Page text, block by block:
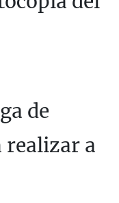
de
realizar a